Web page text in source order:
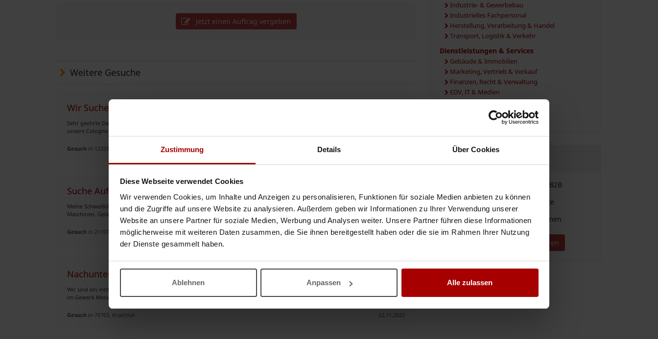
Zustimmung Details Über Cookies
Diese Webseite verwendet Cookies
Wir verwenden Cookies, um Inhalte und Anzeigen zu personalisieren, Funktionen für soziale Medien anbieten zu können
und die Zugriffe auf unsere Website zu analysieren. Außerdem geben wir Informationen zu Ihrer Verwendung unserer
Website an unsere Partner für soziale Medien, Werbung und Analysen weiter. Unsere Partner führen diese Informationen
möglicherweise mit weiteren Daten zusammen, die Sie ihnen bereitgestellt haben oder die sie im Rahmen Ihrer Nutzung
der Dienste gesammelt haben.
Ablehnen Anpassen Alle zulassen
Jetzt einen Auftrag vergeben
Weitere Gesuche
Wir Suchen Aufträge jedes Gewerk alles Anbieten
Sehr geehrte Damen und Herren Wir bieten Leistungen an von Tiefbau bis zum Schlüssel fertigen Innenausbau Wir sind bereit,
unsere Cologne sind bereit Und freuen uns auf Ihre Aufträge Schick ..
Gesuch in 12359, Berlin
Suche Aufträge im Bereich WIG-Schweißen
Meine Schweißdienstleistungen sind: • Baugruppenfertigung: Zusammenbau und Schweißen von Edelstahl-Komponenten für
Maschinen, Geländer, Treppen, Möbel oder Rohrleitungen. • Reparaturschweißen: Riss ..
Gesuch in 21107, Hamburg 07.01.2026
Nachunternehmer Aufträge gesucht
Wir sind ein mittelständiges Unternehmen im Herzen Kraichtals, und auf der suche nach Firmen die Aufträge für Nachunternehmer
im Gewerk Metallbau/Schlosserarbeiten anbieten. Umkreis von Kraichtal sin ..
Gesuch in 76703, Kraichtal 22.11.2025
Industrie- & Gewerbebau
Industrielles Fachpersonal
Herstellung, Verarbeitung & Handel
Transport, Logistik & Verkehr
Dienstleistungen & Services
Gebäude & Immobilien
Marketing, Vertrieb & Verkauf
Finanzen, Recht & Verwaltung
EDV, IT & Medien
Sicherheit, Events & Gastronomie
Vermittlung, Personal & Beratung
Einfache Vergabe & Suche im B2B
Für alle Branchen und Gewerke
Direkter Kontakt zu Unternehmen
Jetzt kostenlos registrieren